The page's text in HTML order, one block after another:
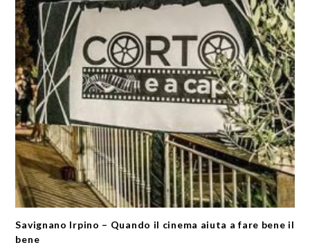
Savignano Irpino – Quando il cinema aiuta a fare bene il
bene